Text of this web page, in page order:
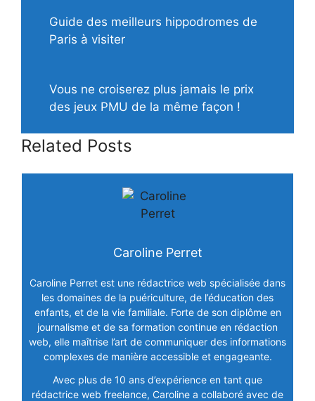
Guide des meilleurs hippodromes de
Paris à visiter
Vous ne croiserez plus jamais le prix
des jeux PMU de la même façon !
Related Posts
Caroline Perret
Caroline Perret est une rédactrice web spécialisée dans
les domaines de la puériculture, de l’éducation des
enfants, et de la vie familiale. Forte de son diplôme en
journalisme et de sa formation continue en rédaction
web, elle maîtrise l’art de communiquer des informations
complexes de manière accessible et engageante.
Avec plus de 10 ans d’expérience en tant que
rédactrice web freelance, Caroline a collaboré avec de